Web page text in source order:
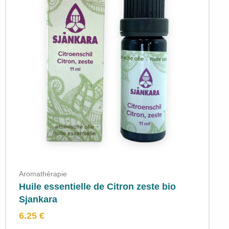
Aromathérapie
Huile essentielle de Citron zeste bio
Sjankara
6.25 €